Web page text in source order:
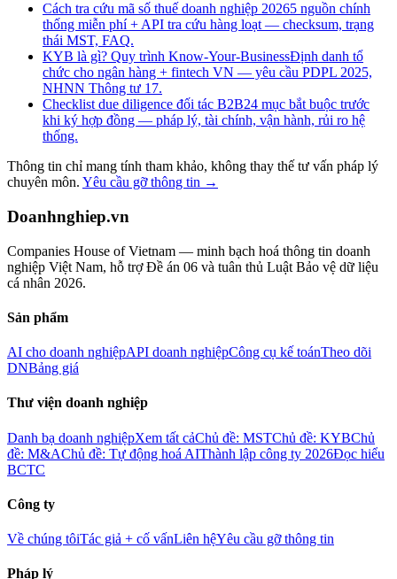
Cách tra cứu mã số thuế doanh nghiệp 20265 nguồn chính
thống miễn phí + API tra cứu hàng loạt — checksum, trạng
thái MST, FAQ.
KYB là gì? Quy trình Know-Your-BusinessĐịnh danh tổ
chức cho ngân hàng + fintech VN — yêu cầu PDPL 2025,
NHNN Thông tư 17.
Checklist due diligence đối tác B2B24 mục bắt buộc trước
khi ký hợp đồng — pháp lý, tài chính, vận hành, rủi ro hệ
thống.
Thông tin chỉ mang tính tham khảo, không thay thế tư vấn pháp lý
chuyên môn. Yêu cầu gỡ thông tin →
Doanhnghiep.vn
Companies House of Vietnam — minh bạch hoá thông tin doanh
nghiệp Việt Nam, hỗ trợ Đề án 06 và tuân thủ Luật Bảo vệ dữ liệu
cá nhân 2026.
Sản phẩm
AI cho doanh nghiệpAPI doanh nghiệpCông cụ kế toánTheo dõi
DNBảng giá
Thư viện doanh nghiệp
Danh bạ doanh nghiệpXem tất cảChủ đề: MSTChủ đề: KYBChủ
đề: M&AChủ đề: Tự động hoá AIThành lập công ty 2026Đọc hiểu
BCTC
Công ty
Về chúng tôiTác giả + cố vấnLiên hệYêu cầu gỡ thông tin
Pháp lý